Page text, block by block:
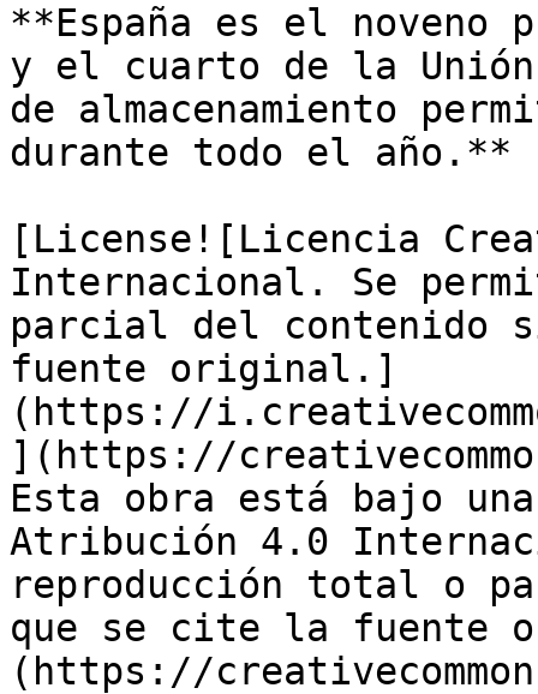
**España es el noveno
y el cuarto de la Unión
de almacenamiento
durante todo el año.**
[License![Licencia
Internacional. Se
parcial del contenido
fuente original.]
(https://
](https://
Esta obra está bajo
Atribución 4.0
reproducción total o
que se cite la fuente
(https://